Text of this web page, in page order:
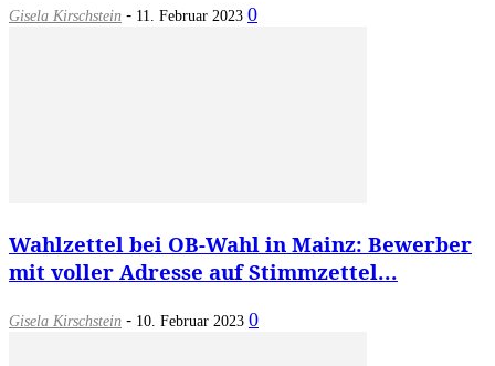
Gisela Kirschstein - 11. Februar 2023 0
Wahlzettel bei OB-Wahl in Mainz: Bewerber
mit voller Adresse auf Stimmzettel...
Gisela Kirschstein - 10. Februar 2023 0